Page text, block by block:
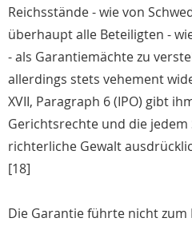
Reichsstände - wie von
überhaupt alle Beteiligten -
- als Garantiemächte zu
allerdings stets vehement
XVII, Paragraph 6 (IPO) gibt
Gerichtsrechte und die
richterliche Gewalt
[18]
Die Garantie führte nicht